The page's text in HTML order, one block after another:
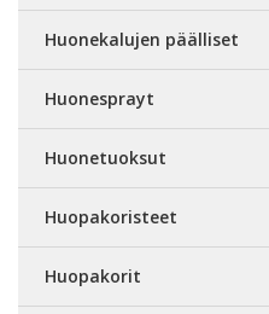
Huonekalujen päälliset
Huonesprayt
Huonetuoksut
Huopakoristeet
Huopakorit